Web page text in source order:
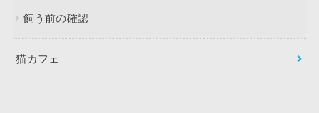
飼う前の確認
猫カフェ